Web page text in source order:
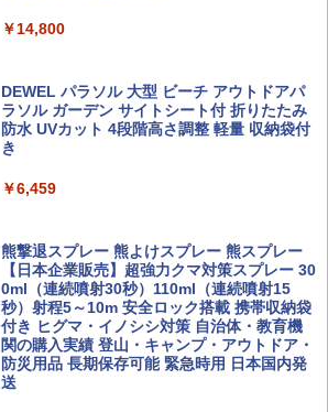
山と溪谷 2026年8月号「南アルプス大全」
￥1,540
￥1,540
AIRLINE（エアライン）2026年9月号【特
集】ボーイング110周年を祝して！
僕が見た未来【完全版】
￥0
球の歩き方A ヨーロッパ
￥2,479
A26 地球の歩き方 チェコ ポーランド スロヴ
ァキア 2026～2027 地球の歩き方A ヨーロッ
人用 折りたたみ 防災グッズ 災害用トイレ ビ
￥4,980
テント ワンタッチ RENEW 幅200 2-3人用 43
￥5,999
[キャンパーズコレクション 山善] 傘みたいに
広げるだけ パッとサッとテント ブラックコ
ーティング フルクローズ メッシュ 3-4人用
簡単設置 ポップアップテント エクルベージ
ュ(BC仕様) PATC-150B(EB)
￥14,800
DEWEL パラソル 大型 ビーチ アウトドアパ
ラソル ガーデン サイトシート付 折りたたみ
防水 UVカット 4段階高さ調整 軽量 収納袋付
き
￥6,459
熊撃退スプレー 熊よけスプレー 熊スプレー
【日本企業販売】超強力クマ対策スプレー 30
0ml（連続噴射30秒）110ml（連続噴射15
秒）射程5～10m 安全ロック搭載 携帯収納袋
付き ヒグマ・イノシシ対策 自治体・教育機
関の購入実績 登山・キャンプ・アウトドア・
防災用品 長期保存可能 緊急時用 日本国内発
送